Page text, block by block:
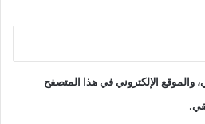
والموقع الإلكتروني في هذا المتصفح